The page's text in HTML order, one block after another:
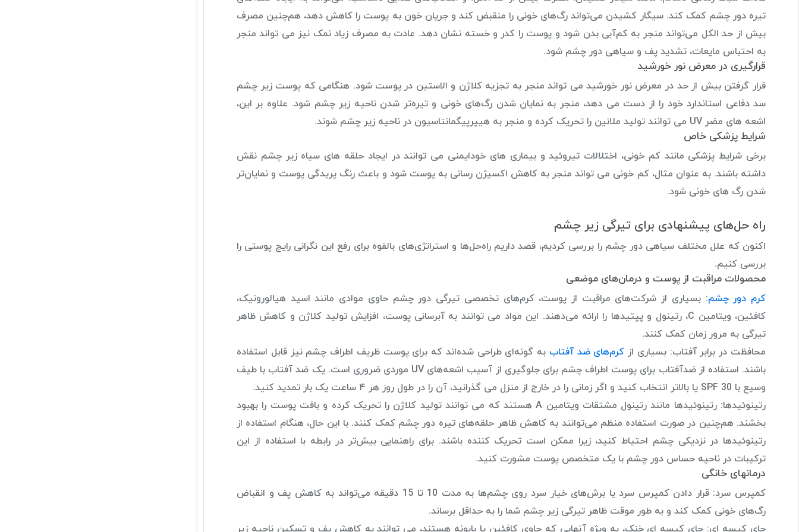
تیره دور چشم کمک کند. سیگار کشیدن می‌تواند رگ‌های خونی را منقبض کند و جریان خون به پوست را کاهش دهد، هم‌چنین مصرف
بیش از حد الکل می‌تواند منجر به کم‌آبی بدن شود و پوست را کدر و خسته نشان دهد. عادت به مصرف زیاد نمک نیز می تواند منجر
به احتباس مایعات، تشدید پف و سیاهی دور چشم شود.
قرارگیری در معرض نور خورشید
قرار گرفتن بیش از حد در معرض نور خورشید می تواند منجر به تجزیه کلاژن و الاستین در پوست شود. هنگامی که پوست زیر چشم
سد دفاعی استاندارد خود را از دست می دهد، منجر به نمایان شدن رگ‌های خونی و تیره‌تر شدن ناحیه زیر چشم شود. علاوه بر این،
اشعه های مضر UV می توانند تولید ملانین را تحریک کرده و منجر به هیپرپیگمانتاسیون در ناحیه زیر چشم شوند.
شرایط پزشکی خاص
برخی شرایط پزشکی مانند کم خونی، اختلالات تیروئید و بیماری های خودایمنی می توانند در ایجاد حلقه های سیاه زیر چشم نقش
داشته باشند. به عنوان مثال، کم خونی می تواند منجر به کاهش اکسیژن رسانی به پوست شود و باعث رنگ پریدگی پوست و نمایان‌تر
شدن رگ های خونی شود.
راه حل‌های پیشنهادی برای تیرگی زیر چشم
اکنون که علل مختلف سیاهی دور چشم را بررسی کردیم، قصد داریم راه‌حل‌ها و استراتژی‌های بالقوه برای رفع این نگرانی رایج پوستی را
بررسی کنیم.
محصولات مراقبت از پوست و درمان‌های موضعی
کرم‌ دور چشم: بسیاری از شرکت‌های مراقبت از پوست، کرم‌های تخصصی تیرگی دور چشم حاوی موادی مانند اسید هیالورونیک،
کافئین، ویتامین C، رتینول و پپتیدها را ارائه می‌دهند. این مواد می توانند به آبرسانی پوست، افزایش تولید کلاژن و کاهش ظاهر
تیرگی به مرور زمان کمک کنند.
محافظت در برابر آفتاب: بسیاری از کرم‌های ضد آفتاب به گونه‌ای طراحی شده‌اند که برای پوست ظریف اطراف چشم نیز قابل استفاده
باشند. استفاده از ضدآفتاب برای پوست اطراف چشم برای جلوگیری از آسیب اشعه‌های UV موردی ضروری است. یک ضد آفتاب با طیف
وسیع با SPF 30 یا بالاتر انتخاب کنید و اگر زمانی را در خارج از منزل می گذرانید، آن را در طول روز هر ۴ ساعت یک بار تمدید کنید.
رتینوئیدها: رتینوئیدها مانند رتینول مشتقات ویتامین A هستند که می توانند تولید کلاژن را تحریک کرده و بافت پوست را بهبود
بخشند. هم‌چنین در صورت استفاده منظم می‌توانند به کاهش ظاهر حلقه‌های تیره دور چشم کمک کنند. با این حال، هنگام استفاده از
رتینوئیدها در نزدیکی چشم احتیاط کنید، زیرا ممکن است تحریک کننده باشند. برای راهنمایی بیش‌تر در رابطه با استفاده از این
ترکیبات در ناحیه حساس دور چشم با یک متخصص پوست مشورت کنید.
درمانهای خانگی
کمپرس سرد: قرار دادن کمپرس سرد یا برش‌های خیار سرد روی چشم‌ها به مدت 10 تا 15 دقیقه می‌تواند به کاهش پف و انقباض
رگ‌های خونی کمک کند و به طور موقت ظاهر تیرگی زیر چشم شما را به حداقل برساند.
چای کیسه ای: چای کیسه ای خنک، به ویژه آنهایی که حاوی کافئین یا بابونه هستند، می توانند به کاهش پف و تسکین ناحیه زیر